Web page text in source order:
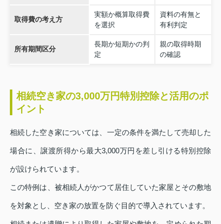
取得費の考え方
実額か概算取得費
を選択
資料の有無と
有利判定
所有期間区分
長期か短期かの判
定
親の取得時期
の確認
相続空き家の3,000万円特別控除と活用のポ
イント
相続した空き家については、一定の条件を満たして売却した
場合に、譲渡所得から最大3,000万円を差し引ける特別控除
が設けられています。
この特例は、被相続人がかつて居住していた家屋とその敷地
を対象とし、空き家の放置を防ぐ目的で導入されています。